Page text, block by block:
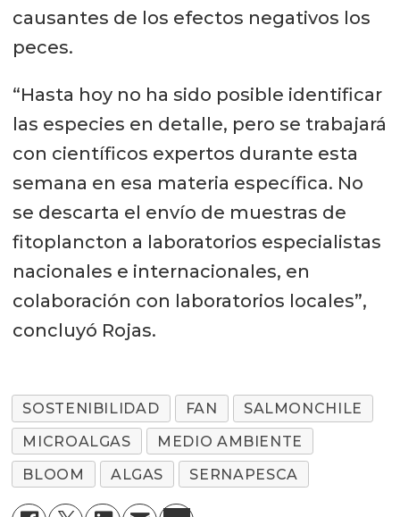
causantes de los efectos negativos los
peces.
“Hasta hoy no ha sido posible identificar
las especies en detalle, pero se trabajará
con científicos expertos durante esta
semana en esa materia específica. No
se descarta el envío de muestras de
fitoplancton a laboratorios especialistas
nacionales e internacionales, en
colaboración con laboratorios locales”,
concluyó Rojas.
SOSTENIBILIDAD FAN
SALMONCHILE
MICROALGAS
MEDIO AMBIENTE
BLOOM
ALGAS SERNAPESCA